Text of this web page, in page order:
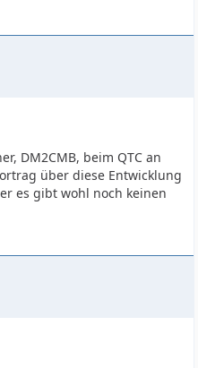
DM2CMB, beim QTC an
über diese Entwicklung
es gibt wohl noch keinen